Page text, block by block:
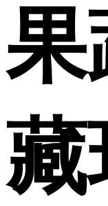
果
藏